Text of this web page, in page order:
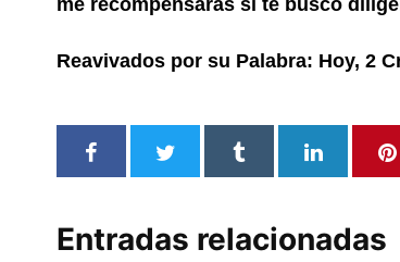
me recompensarás si te busco
Reavivados por su Palabra: Hoy, 2
Entradas relacionadas